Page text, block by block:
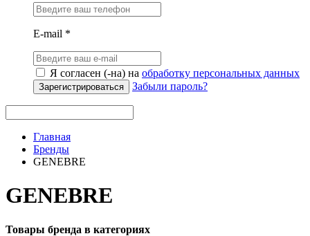
E-mail *
Я согласен (-на) на обработку персональных данных
Зарегистрироваться Забыли пароль?
Главная
Бренды
GENEBRE
GENEBRE
Товары бренда в категориях